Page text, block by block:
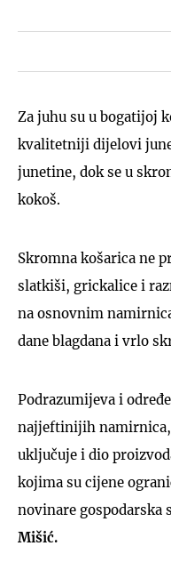
Za juhu su u bogatijoj
kvalitetniji dijelovi
junetine, dok se u
kokoš.
Skromna košarica ne
slatkiši, grickalice i
na osnovnim
dane blagdana i vrlo
Podrazumijeva i
najjeftinijih namirnica,
uključuje i dio
kojima su cijene
novinare gospodarska
Mišić.